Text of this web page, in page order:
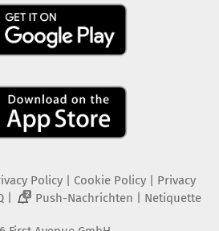
Policy| Cookie Policy| Privacy
| 2 Push-Nachrichten | Netiquette